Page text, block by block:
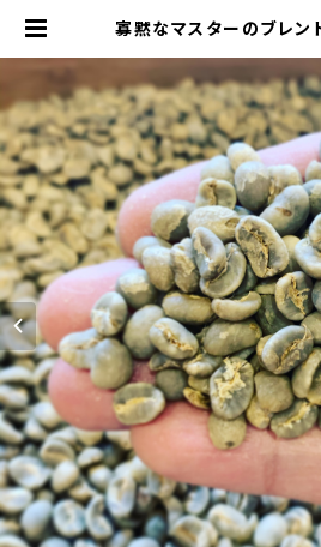
寡黙なマスターのブレ